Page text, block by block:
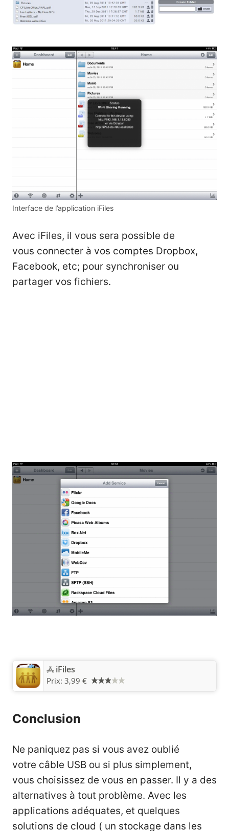
Interface de l’application iFiles
Avec iFiles, il vous sera possible de
vous connecter à vos comptes Dropbox,
Facebook, etc; pour synchroniser ou
partager vos fichiers.
iFiles
Prix: 3,99 €
Conclusion
Ne paniquez pas si vous avez oublié
votre câble USB ou si plus simplement,
vous choisissez de vous en passer. Il y a des
alternatives à tout problème. Avec les
applications adéquates, et quelques
solutions de cloud ( un stockage dans les